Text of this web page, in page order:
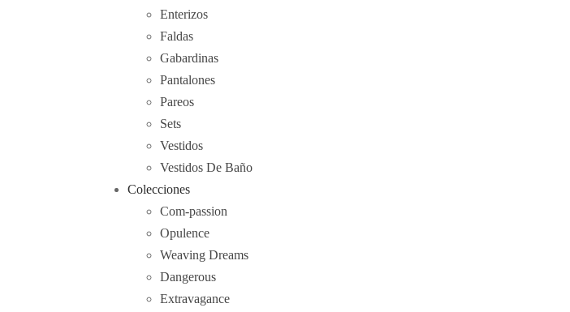
Enterizos
Faldas
Gabardinas
Pantalones
Pareos
Sets
Vestidos
Vestidos De Baño
Colecciones
Com-passion
Opulence
Weaving Dreams
Dangerous
Extravagance